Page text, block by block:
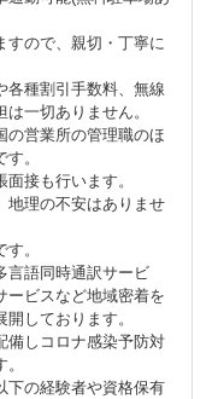
ので、親切・丁寧に
種割引手数料、無線
一切ありません。
営業所の管理職のほ
。
接も行います。
理の不安はありませ
。
語同時通訳サービ
ービスなど地域密着を
しております。
しコロナ感染予防対
の経験者や資格保有